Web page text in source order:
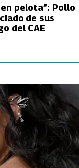
en pelota”: Pollo
de sus
del CAE